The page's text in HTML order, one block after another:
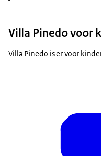
Villa Pinedo voor
Villa Pinedo is er voor